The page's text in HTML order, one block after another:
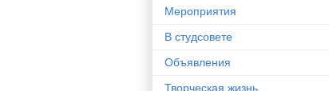
Мероприятия
В студсовете
Объявления
Творческая жизнь